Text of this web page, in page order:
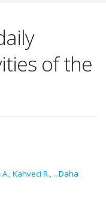
of the
,Kahveci R., ...Daha